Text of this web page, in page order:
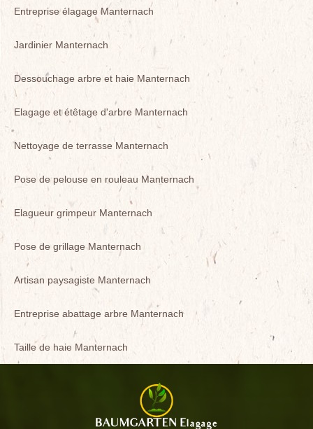
Entreprise élagage Manternach
Jardinier Manternach
Dessouchage arbre et haie Manternach
Elagage et étêtage d'arbre Manternach
Nettoyage de terrasse Manternach
Pose de pelouse en rouleau Manternach
Elagueur grimpeur Manternach
Pose de grillage Manternach
Artisan paysagiste Manternach
Entreprise abattage arbre Manternach
Taille de haie Manternach